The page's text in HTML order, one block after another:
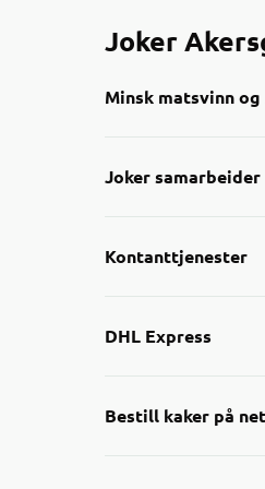
Joker
Minsk matsvinn
Joker
Kontanttjenester
DHL Express
Bestill kaker på